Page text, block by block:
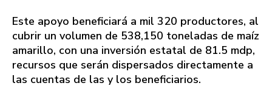
Este apoyo beneficiará a mil 320 productores, al
cubrir un volumen de 538,150 toneladas de maíz
amarillo, con una inversión estatal de 81.5 mdp,
recursos que serán dispersados directamente a
las cuentas de las y los beneficiarios.